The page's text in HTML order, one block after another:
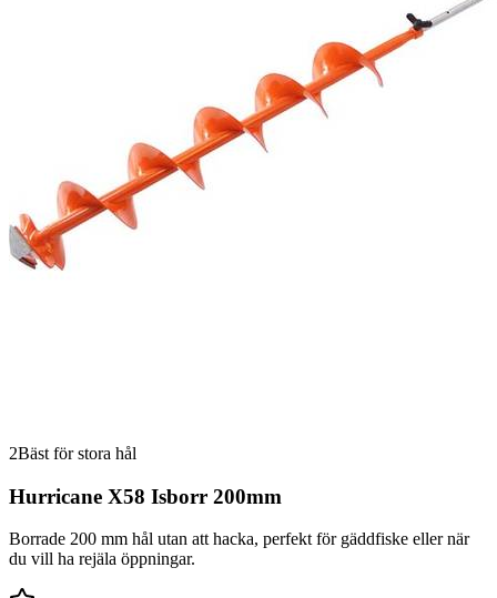
2Bäst för stora hål
Hurricane X58 Isborr 200mm
Borrade 200 mm hål utan att hacka, perfekt för gäddfiske eller när
du vill ha rejäla öppningar.